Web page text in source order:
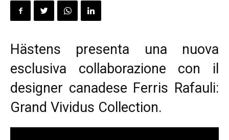
Hästens presenta una nuova
esclusiva collaborazione con il
designer canadese Ferris Rafauli:
Grand Vividus Collection.